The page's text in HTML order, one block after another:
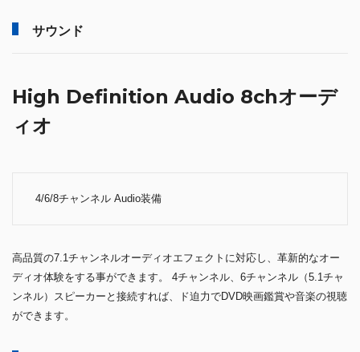
サウンド
High Definition Audio 8chオーデ
ィオ
4/6/8チャンネル Audio装備
高品質の7.1チャンネルオーディオエフェクトに対応し、革新的なオー
ディオ体験をする事ができます。 4チャンネル、6チャンネル（5.1チャ
ンネル）スピーカーと接続すれば、ド迫力でDVD映画鑑賞や音楽の視聴
ができます。